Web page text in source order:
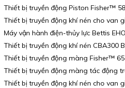
Thiết bị truyền động Piston Fisher™
Thiết bị truyền động khí nén cho van
Máy vận hành điện-thủy lực Bettis
Thiết bị truyền động khí nén CBA300
Thiết bị truyền động màng Fisher™
Thiết bị truyền động màng tác động
Thiết bị truyền động khí nén cho van